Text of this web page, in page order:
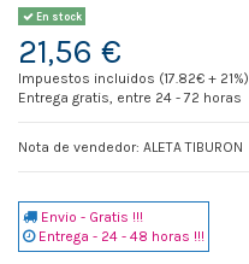
En stock
21,56 €
Impuestos incluidos (17.82€ + 21%)
Entrega gratis, entre 24 - 72 horas
Nota de vendedor: ALETA TIBURON
Envio - Gratis !!!
Entrega - 24 - 48 horas !!!